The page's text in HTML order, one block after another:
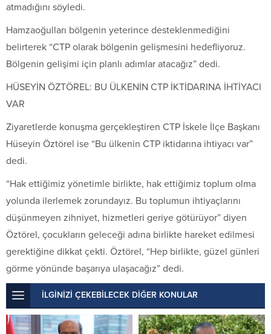
atmadığını söyledi.
Hamzaoğulları bölgenin yeterince desteklenmediğini
belirterek “CTP olarak bölgenin gelişmesini hedefliyoruz.
Bölgenin gelişimi için planlı adımlar atacağız” dedi.
HÜSEYİN ÖZTÖREL: BU ÜLKENİN CTP İKTİDARINA İHTİYACI
VAR
Ziyaretlerde konuşma gerçekleştiren CTP İskele İlçe Başkanı
Hüseyin Öztörel ise “Bu ülkenin CTP iktidarına ihtiyacı var”
dedi.
“Hak ettiğimiz yönetimle birlikte, hak ettiğimiz toplum olma
yolunda ilerlemek zorundayız. Bu toplumun ihtiyaçlarını
düşünmeyen zihniyet, hizmetleri geriye götürüyor” diyen
Öztörel, çocukların geleceği adına birlikte hareket edilmesi
gerektiğine dikkat çekti. Öztörel, “Hep birlikte, güzel günleri
görme yönünde başarıya ulaşacağız” dedi.
İLGİNİZİ ÇEKEBİLECEK DİĞER KONULAR